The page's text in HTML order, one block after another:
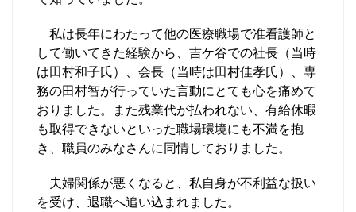
私は長年にわたって他の医療職場で准看護師と
して働いてきた経験から、吉ケ谷での社長（当時
は田村和子氏）、会長（当時は田村佳孝氏）、専
務の田村智が行っていた言動にとても心を痛めて
おりました。また残業代が払われない、有給休暇
も取得できないといった職場環境にも不満を抱
き、職員のみなさんに同情しておりました。
夫婦関係が悪くなると、私自身が不利益な扱い
を受け、退職へ追い込まれました。